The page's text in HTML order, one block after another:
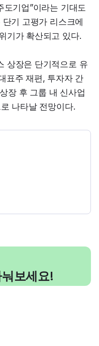
도기업”이라는 기대도
기 고평가 리스크에
기가 확산되고 있다.
상장은 단기적으로 유
표주 재편, 투자자 간
장 후 그룹 내 신사업
나타날 전망이다.
보세요!